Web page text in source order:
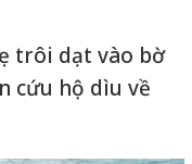
trôi dạt vào bờ
cứu hộ dìu về